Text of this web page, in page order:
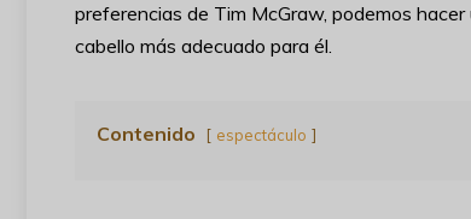
preferencias de Tim McGraw, podemos
cabello más adecuado para él.
Contenido espectáculo